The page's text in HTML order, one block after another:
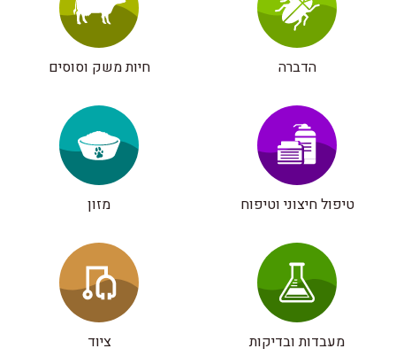
הדברה חיות משק וסוסים
טיפול חיצוני וטיפוח מזון
מעבדות ובדיקות ציוד